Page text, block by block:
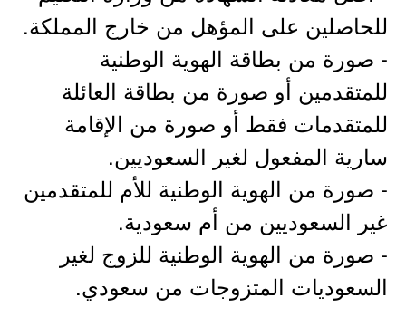
للحاصلين على المؤهل من خارج المملكة.
- صورة من بطاقة الهوية الوطنية
للمتقدمين أو صورة من بطاقة العائلة
للمتقدمات فقط أو صورة من الإقامة
سارية المفعول لغير السعوديين.
- صورة من الهوية الوطنية للأم للمتقدمين
غير السعوديين من أم سعودية.
- صورة من الهوية الوطنية للزوج لغير
السعوديات المتزوجات من سعودي.